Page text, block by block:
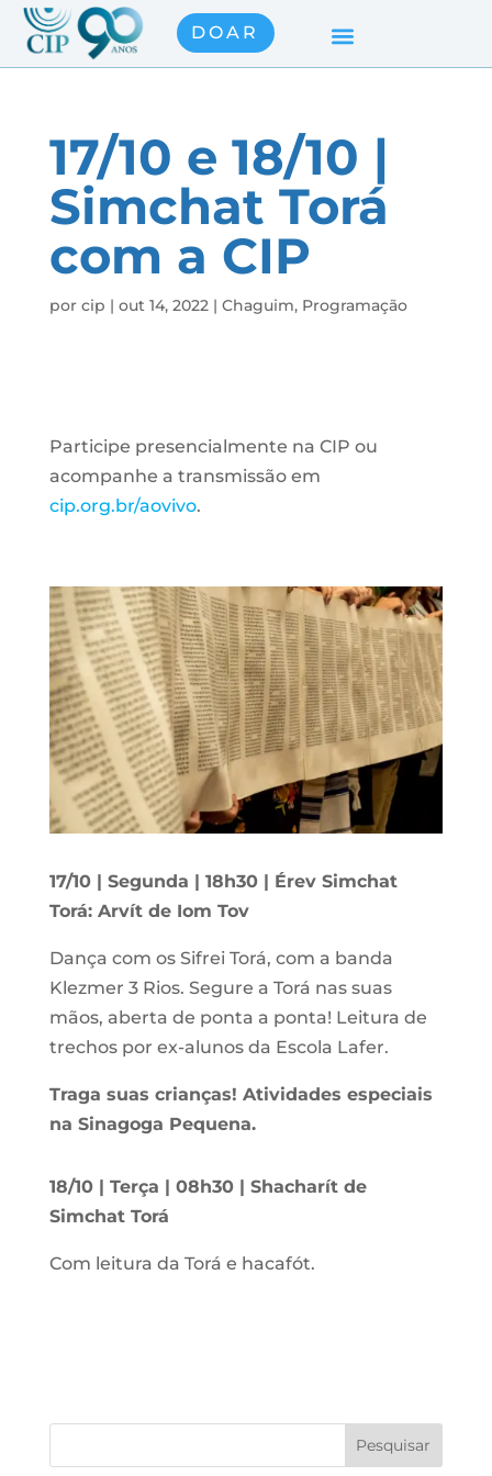
DOAR
17/10 e 18/10 |
Simchat Torá
com a CIP
por cip | out 14, 2022| Chaguim, Programação
Participe presencialmente na CIP ou
acompanhe a transmissão em
cip.org.br/aovivo.
17/10 | Segunda | 18h30 | Érev Simchat
Torá: Arvít de Iom Tov
Dança com os Sifrei Torá, com a banda
Klezmer 3 Rios. Segure a Torá nas suas
mãos, aberta de ponta a ponta! Leitura de
trechos por ex-alunos da Escola Lafer.
Traga suas crianças! Atividades especiais
na Sinagoga Pequena.
18/10 | Terça | 08h30 | Shacharít de
Simchat Torá
Com leitura da Torá e hacafót.